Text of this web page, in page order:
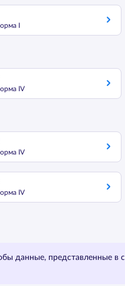
I
IV
IV
IV
данные, представленные